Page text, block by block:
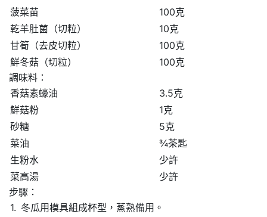
菠菜苗
100克
乾羊肚菌（切粒）
10克
甘筍（去皮切粒）
100克
鮮冬菇（切粒）
100克
調味料：
香菇素蠔油
3.5克
鮮菇粉
1克
砂糖
5克
菜油
¾茶匙
生粉水
少許
菜高湯
少許
步驟：
1. 冬瓜用模具組成杯型，蒸熟備用。